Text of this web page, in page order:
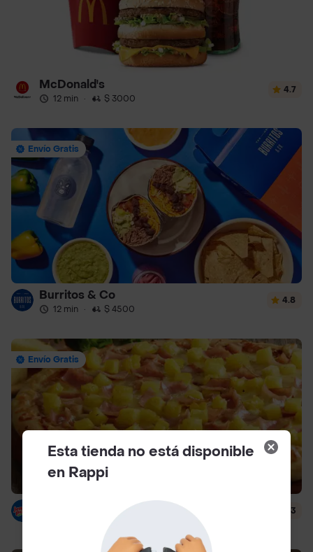
McDonald's
12 min · $ 3000
4.7
Envío Gratis
Burritos & Co
12 min · $ 4500
4.8
Envío Gratis
$ 7000
4.3
Esta tienda no está disponible
en Rappi